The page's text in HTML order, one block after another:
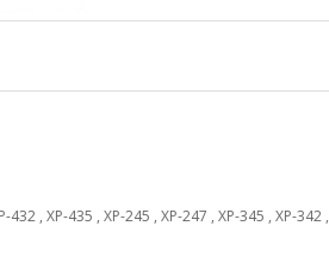
, XP-435 , XP-245 , XP-247 , XP-345 , XP-342